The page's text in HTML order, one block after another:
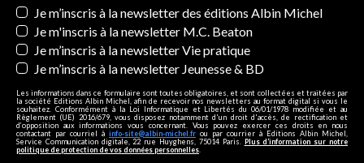
Newsletters
Je m’inscris à la newsletter des éditions Albin Michel
Je m'inscris à la newsletter M.C. Beaton
Je m’inscris à la newsletter Vie pratique
Je m’inscris à la newsletter Jeunesse & BD
Les informations dans ce formulaire sont toutes obligatoires, et sont collectées et traitées par
la société Editions Albin Michel, afin de recevoir nos newsletters au format digital si vous le
souhaitez. Conformément à la Loi Informatique et Libertés du 06/01/1978 modifiée et au
Règlement (UE) 2016/679, vous disposez notamment d'un droit d'accès, de rectification et
d’opposition aux informations vous concernant. Vous pouvez exercer ces droits en nous
contactant par courriel à info-site@albin-michel.fr ou par courrier à Editions Albin Michel,
Service Communication digitale, 22 rue Huyghens, 75014 Paris. Plus d’information sur notre
politique de protection de vos données personnelles